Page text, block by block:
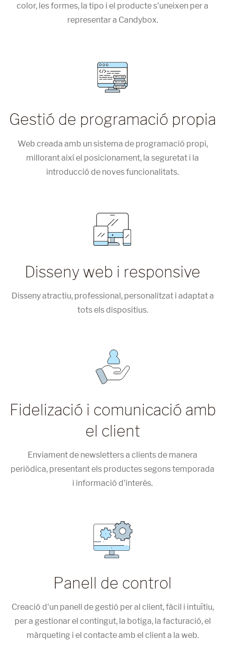
color, les formes, la tipo i el producte s'uneixen per a
representar a Candybox.
Gestió de programació propia
Web creada amb un sistema de programació propi,
millorant així el posicionament, la seguretat i la
introducció de noves funcionalitats.
Disseny web i responsive
Disseny atractiu, professional, personalitzat i adaptat a
tots els dispositius.
Fidelizació i comunicació amb
el client
Enviament de newsletters a clients de manera
periòdica, presentant els productes segons temporada
i informació d'interès.
Panell de control
Creació d'un panell de gestió per al client, fàcil i intuïtiu,
per a gestionar el contingut, la botiga, la facturació, el
màrqueting i el contacte amb el client a la web.